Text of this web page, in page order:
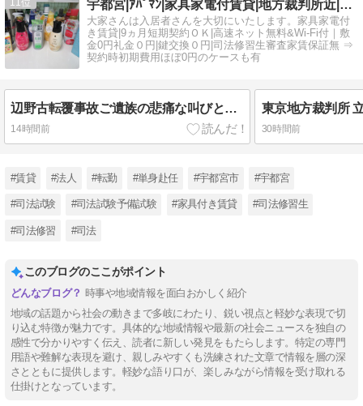
宇都宮|ｱﾊﾟﾏﾝ|家具家電付賃貸|地方裁判所近|司法修習生
大家さんは入居者さんを大切にいたします。家具家電付
き賃貸|9ヵ月短期契約ＯＫ|高速ネット無料&Wi-Fi付｜敷
金0円礼金０円|鍵交換０円|司法修習生審査家賃保証無 ⇒
契約時初期費用ほぼ0円のケースも有
辺野古転覆事故ご遺族の悲痛な叫びと刑事告訴
14時間前 30時間前
#賃貸 #法人 #転勤 #単身赴任 #宇都宮市 #宇都宮
#司法試験 #司法試験予備試験 #家具付き賃貸 #司法修習生
#司法修習 #司法
このブログのここがポイント
時事や地域情報を面白おかしく紹介
地域の話題から社会の動きまで多岐にわたり、鋭い視点と軽妙な表現で切
り込む特徴が魅力です。具体的な地域情報や最新の社会ニュースを独自の
感性で分かりやすく伝え、読者に新しい発見をもたらします。特定の専門
用語や難解な表現を避け、親しみやすくも洗練された文章で情報を層の深
さとともに提供します。軽妙な語り口が、楽しみながら情報を受け取れる
仕掛けとなっています。